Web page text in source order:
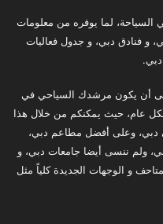
السياحة، لما يوفره من معلومات
و فنادق دبي، و جدول فعاليات
أن يكون مرشدك السياحي في
عام، حيث يمكنكم من خلال هذا
دبي، وعلى أفضل مطاعم دبي،
ولم ننسى أيضا جامعات دبي، و
و الوجهات الجديدة كلياً مثل